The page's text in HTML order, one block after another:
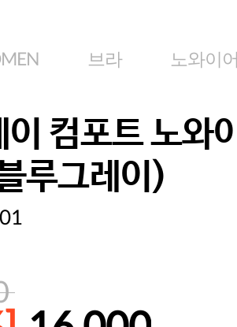
브라 노와이
이 컴포트 노와
루그레이)